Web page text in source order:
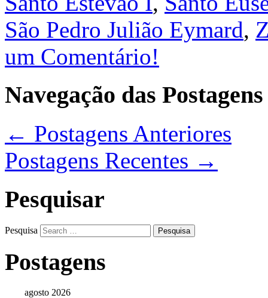
São Pedro Julião Eymard,
um Comentário!
Navegação das Postagens
← Postagens Anteriores
Postagens Recentes →
Pesquisar
Pesquisa
Postagens
agosto 2026